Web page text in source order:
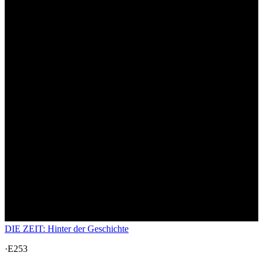
DIE ZEIT: Hinter der Geschichte
·E253